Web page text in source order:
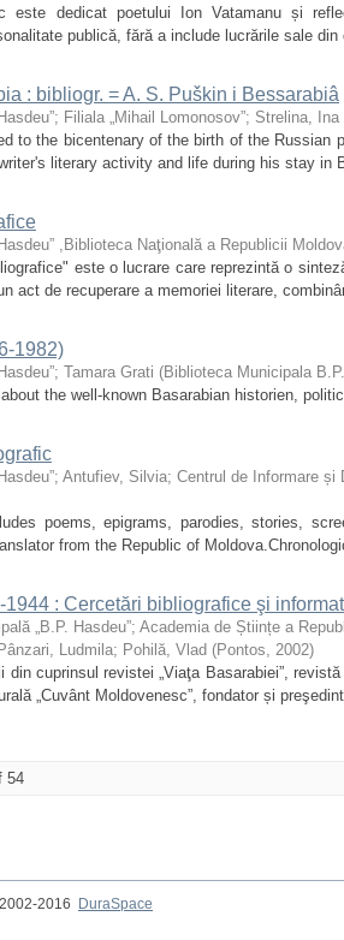
este dedicat poetului Ion Vatamanu și
publică, fără a include lucrările sale
: bibliogr. = A. S. Puškin i Bessarabiâ
; Filiala „Mihail Lomonosov”; Strelina, Ina
to the bicentenary of the birth of the Russian
literary activity and life during his stay in
,Biblioteca Naţională a Republicii
este o lucrare care reprezintă o
act de recuperare a memoriei literare,
1982)
; Tamara Grati (Biblioteca Municipala
the well-known Basarabian historien,
; Antufiev, Silvia; Centrul de Informare și
poems, epigrams, parodies, stories,
from the Republic of
: Cercetări bibliografice şi
„B.P. Hasdeu”; Academia de Științe a
Pânzari, Ludmila; Pohilă, Vlad (Pontos, 2002)
din cuprinsul revistei „Viaţa Basarabiei”,
„Cuvânt Moldovenesc”, fondator și
54
2016
DuraSpace